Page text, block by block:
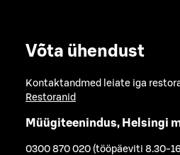
Võta ühendust
Kontaktandmed leiate iga
Restoranid
Müügiteenindus, Helsingi
0300 870 020 (tööpäeviti 8.30-